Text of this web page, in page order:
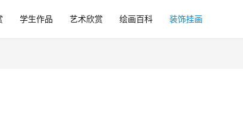
学生作品 艺术欣赏 绘画百科 装饰挂画